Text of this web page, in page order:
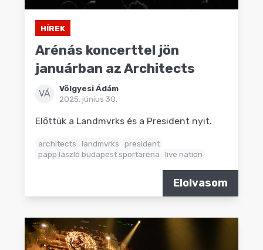
HÍREK
Arénás koncerttel jön
januárban az Architects
VÁ
Völgyesi Ádám
2025. június 30.
Előttük a Landmvrks és a President nyit.
architects landmvrks
president
papp lászló budapest sportaréna
live nation
Elolvasom